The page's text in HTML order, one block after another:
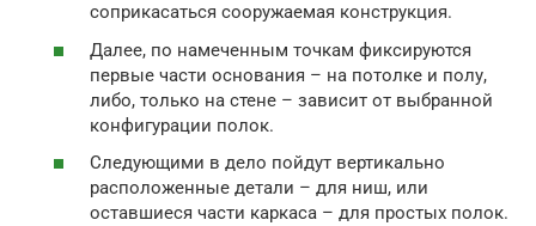
соприкасаться сооружаемая конструкция.
Далее, по намеченным точкам фиксируются
первые части основания – на потолке и полу,
либо, только на стене – зависит от выбранной
конфигурации полок.
Следующими в дело пойдут вертикально
расположенные детали – для ниш, или
оставшиеся части каркаса – для простых полок.